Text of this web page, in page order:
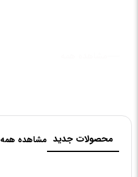
محصولات جدید مشاهده همه